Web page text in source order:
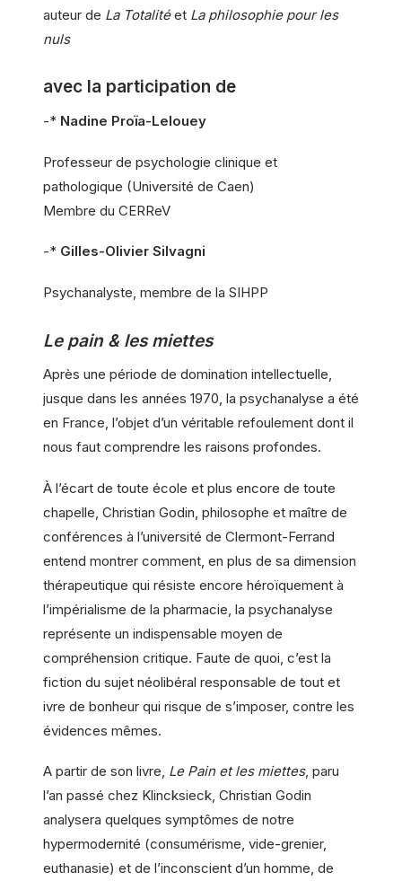
auteur de La Totalitéet La philosophie pour les
nuls
avec la participation de
-* Nadine Proïa-Lelouey
Professeur de psychologie clinique et
pathologique (Université de Caen)
Membre du CERReV
-* Gilles-Olivier Silvagni
Psychanalyste, membre de la SIHPP
Le pain & les miettes
Après une période de domination intellectuelle,
jusque dans les années 1970, la psychanalyse a été
en France, l’objet d’un véritable refoulement dont il
nous faut comprendre les raisons profondes.
À l’écart de toute école et plus encore de toute
chapelle, Christian Godin, philosophe et maître de
conférences à l’université de Clermont-Ferrand
entend montrer comment, en plus de sa dimension
thérapeutique qui résiste encore héroïquement à
l’impérialisme de la pharmacie, la psychanalyse
représente un indispensable moyen de
compréhension critique. Faute de quoi, c’est la
fiction du sujet néolibéral responsable de tout et
ivre de bonheur qui risque de s’imposer, contre les
évidences mêmes.
A partir de son livre, Le Pain et les miettes, paru
l’an passé chez Klincksieck, Christian Godin
analysera quelques symptômes de notre
hypermodernité (consumérisme, vide-grenier,
euthanasie) et de l’inconscient d’un homme, de